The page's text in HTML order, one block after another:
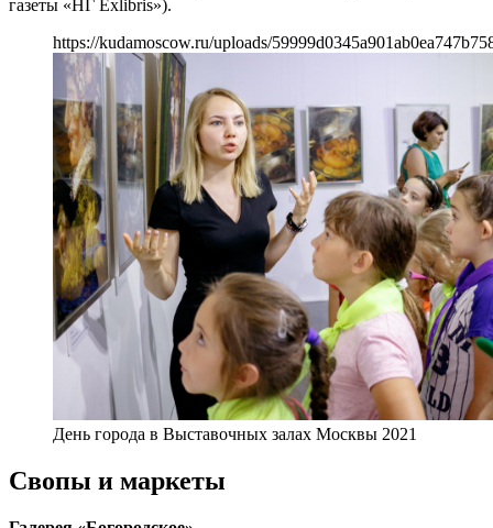
газеты «НГ Exlibris»).
https://kudamoscow.ru/uploads/
День города в Выставочных залах Москвы 2021
Свопы и маркеты